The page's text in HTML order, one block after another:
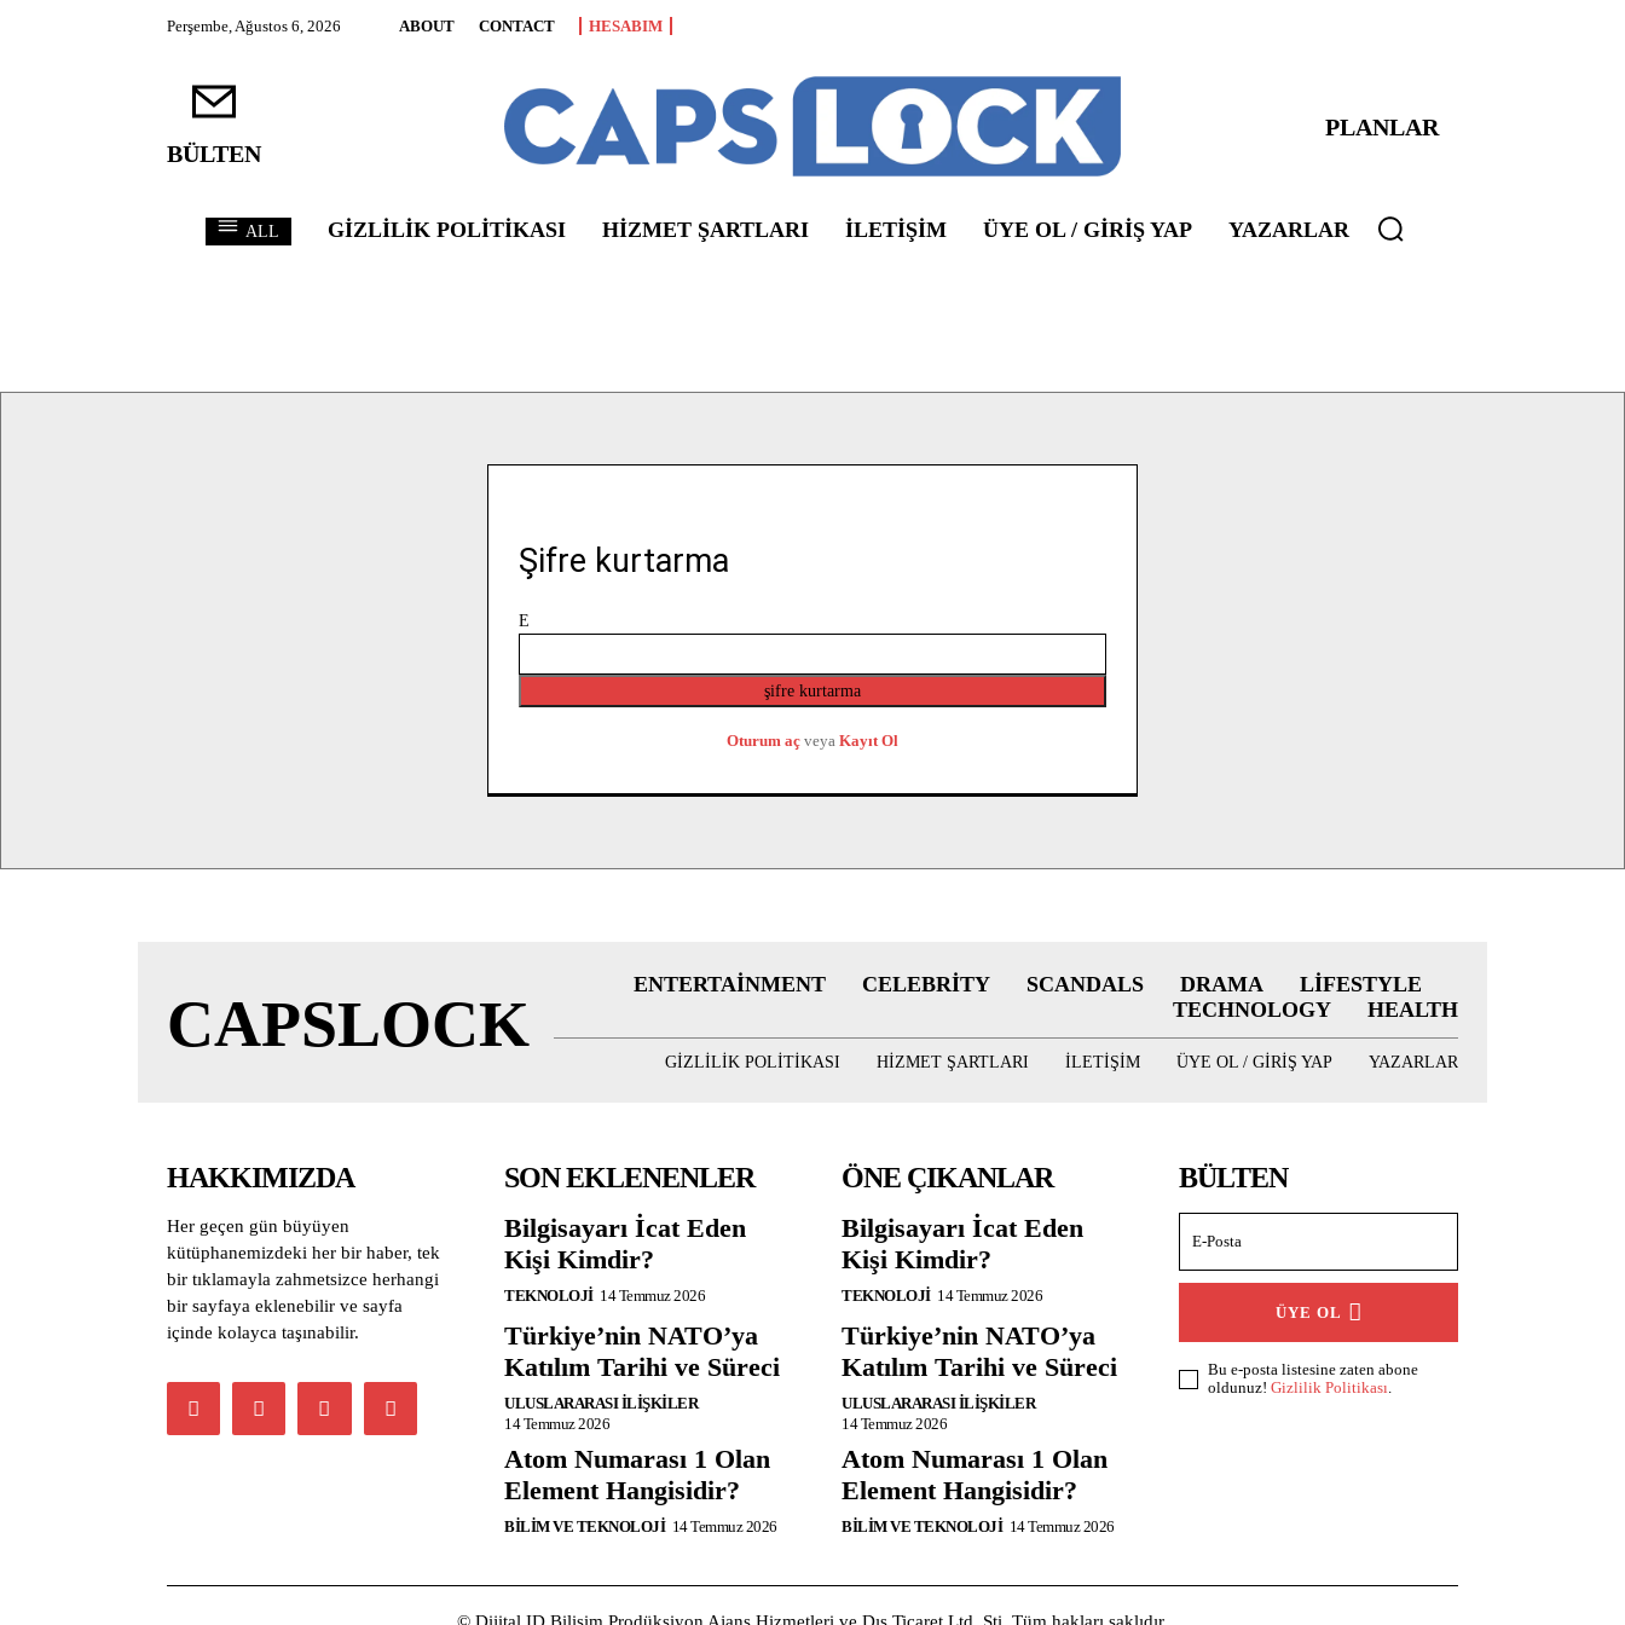
Perşembe, Ağustos 6, 2026 ABOUT CONTACT HESABIM
BÜLTEN
PLANLAR
ALL GIZLILIK POLITIKASI HIZMET ŞARTLARI ILETIŞIM ÜYE OL / GIRIŞ YAP YAZARLAR
Şifre kurtarma
E
şifre kurtarma
Oturum aç veya Kayıt Ol
CAPSLOCK
ENTERTAINMENT CELEBRITY SCANDALS DRAMA
LIFESTYLE
TECHNOLOGY
HEALTH
GIZLILIK POLITIKASI HIZMET ŞARTLARI ILETIŞIM ÜYE OL / GIRIŞ YAP YAZARLAR
HAKKIMIZDA
Her geçen gün büyüyen
kütüphanemizdeki her bir haber, tek
bir tıklamayla zahmetsizce herhangi
bir sayfaya eklenebilir ve sayfa
içinde kolayca taşınabilir.
SON EKLENENLER
Bilgisayarı İcat Eden
Kişi Kimdir?
TEKNOLOJI 14 Temmuz 2026
Türkiye’nin NATO’ya
Katılım Tarihi ve Süreci
ULUSLARARASI İLIŞKILER
14 Temmuz 2026
Atom Numarası 1 Olan
Element Hangisidir?
BILIM VE TEKNOLOJI 14 Temmuz 2026
ÖNE ÇIKANLAR
Bilgisayarı İcat Eden
Kişi Kimdir?
TEKNOLOJI 14 Temmuz 2026
Türkiye’nin NATO’ya
Katılım Tarihi ve Süreci
ULUSLARARASI İLIŞKILER
14 Temmuz 2026
Atom Numarası 1 Olan
Element Hangisidir?
BILIM VE TEKNOLOJI 14 Temmuz 2026
BÜLTEN
ÜYE OL
Bu e-posta listesine zaten abone
oldunuz! Gizlilik Politikası.